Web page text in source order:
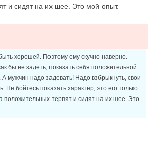
и сидят на их шее. Это мой опыт.
хорошей. Поэтому ему скучно наверно.
бы не задеть, показать себя положительной
мужчин надо задевать! Надо взбрыкнуть, свои
Не бойтесь показать характер, это его только
положительных терпят и сидят на их шее. Это